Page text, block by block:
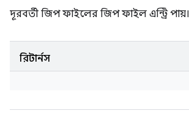
দূরবর্তী জিপ ফাইলের জিপ ফাইল এন্ট্রি পায়।
রিটার্নস